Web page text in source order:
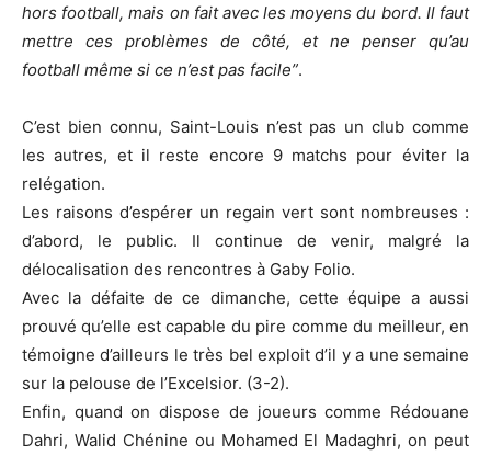
hors football, mais on fait avec les moyens du bord. Il faut
mettre ces problèmes de côté, et ne penser qu’au
football même si ce n’est pas facile”.
C’est bien connu, Saint-Louis n’est pas un club comme
les autres, et il reste encore 9 matchs pour éviter la
relégation.
Les raisons d’espérer un regain vert sont nombreuses :
d’abord, le public. Il continue de venir, malgré la
délocalisation des rencontres à Gaby Folio.
Avec la défaite de ce dimanche, cette équipe a aussi
prouvé qu’elle est capable du pire comme du meilleur, en
témoigne d’ailleurs le très bel exploit d’il y a une semaine
sur la pelouse de l’Excelsior. (3-2).
Enfin, quand on dispose de joueurs comme Rédouane
Dahri, Walid Chénine ou Mohamed El Madaghri, on peut